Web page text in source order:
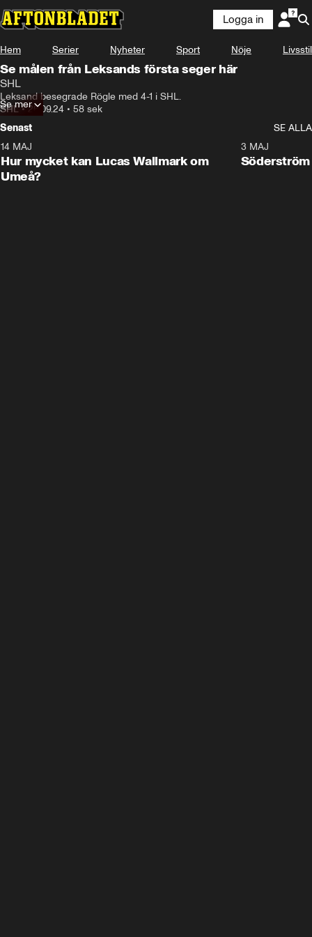
Logga in
Hem Serier Nyheter Sport Nöje Livsstil
Se målen från Leksands första seger här
SHL
Leksand besegrade Rögle med 4-1 i SHL.
SHL•26.09.24 • 58 sek
Se mer
Senast
SE ALLA
Plus
14 MAJ
Hur mycket kan Lucas Wallmark om
Umeå?
3 MAJ